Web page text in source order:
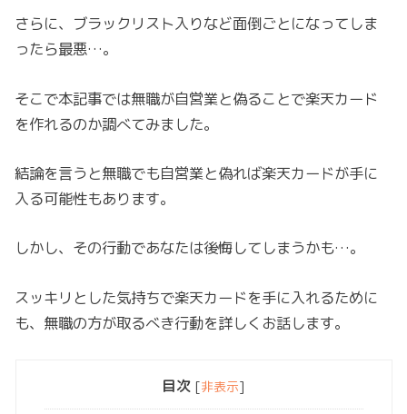
さらに、ブラックリスト入りなど面倒ごとになってしま
ったら最悪…。
そこで本記事では無職が自営業と偽ることで楽天カード
を作れるのか調べてみました。
結論を言うと無職でも自営業と偽れば楽天カードが手に
入る可能性もあります。
しかし、その行動であなたは後悔してしまうかも…。
スッキリとした気持ちで楽天カードを手に入れるために
も、無職の方が取るべき行動を詳しくお話します。
目次 [非表示]